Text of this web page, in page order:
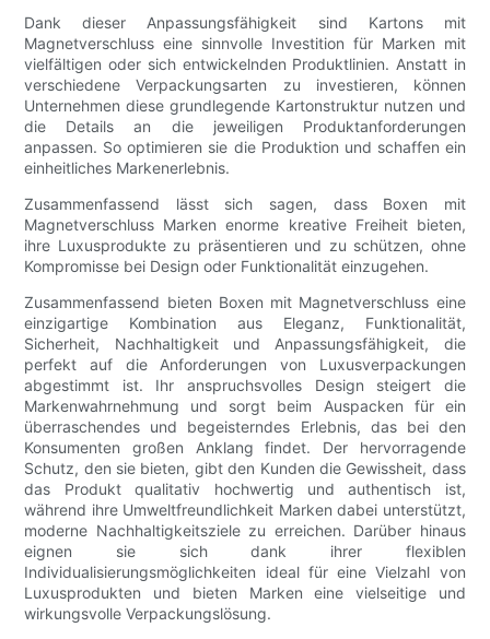
Dank dieser Anpassungsfähigkeit sind Kartons mit
Magnetverschluss eine sinnvolle Investition für Marken mit
vielfältigen oder sich entwickelnden Produktlinien. Anstatt in
verschiedene Verpackungsarten zu investieren, können
Unternehmen diese grundlegende Kartonstruktur nutzen und
die Details an die jeweiligen Produktanforderungen
anpassen. So optimieren sie die Produktion und schaffen ein
einheitliches Markenerlebnis.
Zusammenfassend lässt sich sagen, dass Boxen mit
Magnetverschluss Marken enorme kreative Freiheit bieten,
ihre Luxusprodukte zu präsentieren und zu schützen, ohne
Kompromisse bei Design oder Funktionalität einzugehen.
Zusammenfassend bieten Boxen mit Magnetverschluss eine
einzigartige Kombination aus Eleganz, Funktionalität,
Sicherheit, Nachhaltigkeit und Anpassungsfähigkeit, die
perfekt auf die Anforderungen von Luxusverpackungen
abgestimmt ist. Ihr anspruchsvolles Design steigert die
Markenwahrnehmung und sorgt beim Auspacken für ein
überraschendes und begeisterndes Erlebnis, das bei den
Konsumenten großen Anklang findet. Der hervorragende
Schutz, den sie bieten, gibt den Kunden die Gewissheit, dass
das Produkt qualitativ hochwertig und authentisch ist,
während ihre Umweltfreundlichkeit Marken dabei unterstützt,
moderne Nachhaltigkeitsziele zu erreichen. Darüber hinaus
eignen sie sich dank ihrer flexiblen
Individualisierungsmöglichkeiten ideal für eine Vielzahl von
Luxusprodukten und bieten Marken eine vielseitige und
wirkungsvolle Verpackungslösung.